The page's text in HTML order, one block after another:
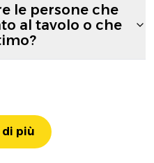
le persone che
al tavolo o che
più